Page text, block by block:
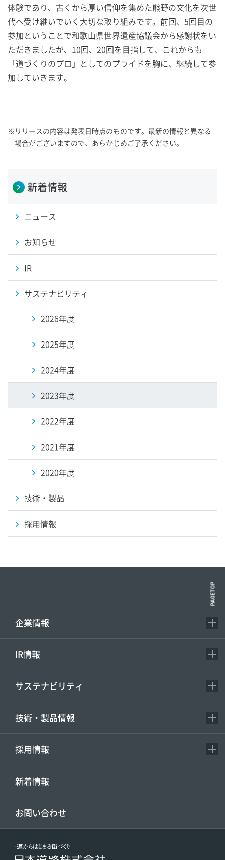
体験であり、古くから厚い信仰を集めた熊野の文化を次世
代へ受け継いでいく大切な取り組みです。前回、5回目の
参加ということで和歌山県世界遺産協議会から感謝状をい
ただきましたが、10回、20回を目指して、これからも
「道づくりのプロ」としてのプライドを胸に、継続して参
加していきます。
※ リリースの内容は発表日時点のものです。最新の情報と異なる
場合がございますので、あらかじめご了承ください。
新着情報
ニュース
お知らせ
IR
サステナビリティ
2026年度
2025年度
2024年度
2023年度
2022年度
2021年度
2020年度
技術・製品
採用情報
PAGETOP
企業情報
IR情報
サステナビリティ
技術・製品情報
採用情報
新着情報
お問い合わせ